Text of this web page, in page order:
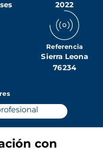
2022
Referencia
Sierra Leona
76234
con